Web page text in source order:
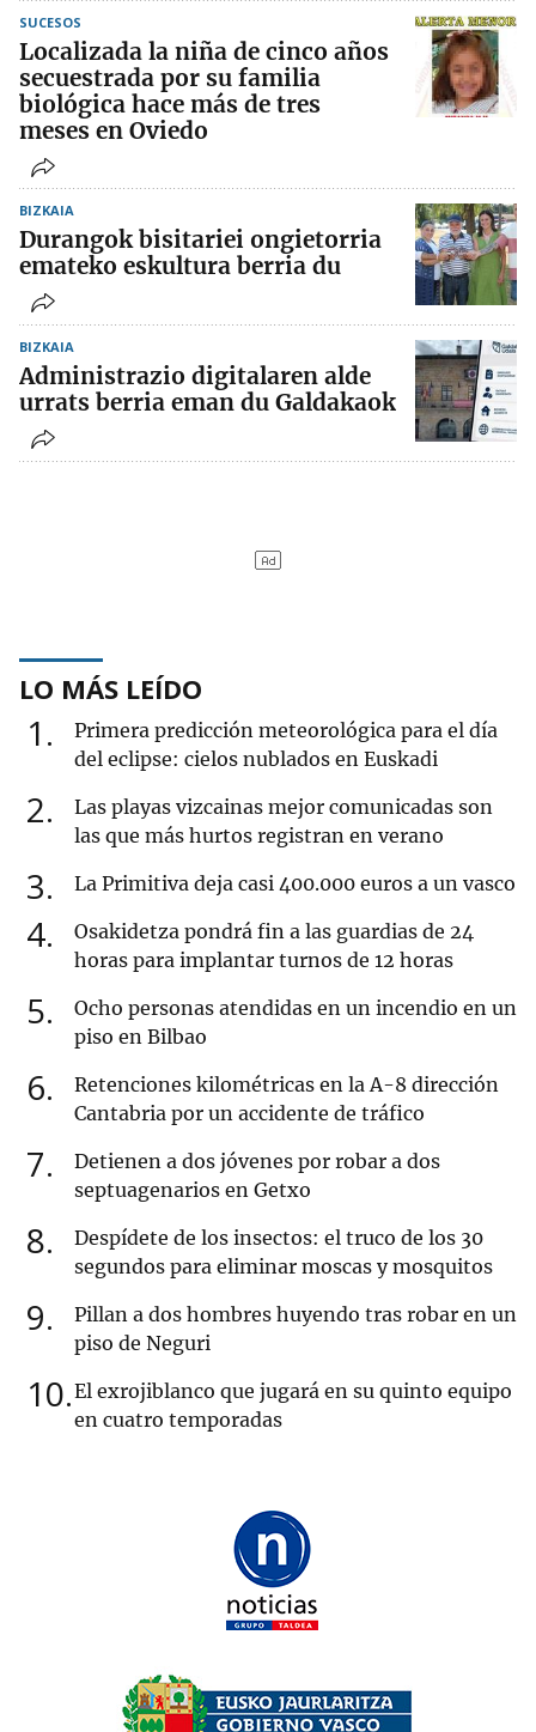
SUCESOS
Localizada la niña de cinco años
secuestrada por su familia
biológica hace más de tres
meses en Oviedo
BIZKAIA
Durangok bisitariei ongietorria
emateko eskultura berria du
BIZKAIA
Administrazio digitalaren alde
urrats berria eman du Galdakaok
LO MÁS LEÍDO
1
Primera predicción meteorológica para el día
del eclipse: cielos nublados en Euskadi
2
Las playas vizcainas mejor comunicadas son
las que más hurtos registran en verano
3 La Primitiva deja casi 400.000 euros a un vasco
4
Osakidetza pondrá fin a las guardias de 24
horas para implantar turnos de 12 horas
5
Ocho personas atendidas en un incendio en un
piso en Bilbao
6
Retenciones kilométricas en la A-8 dirección
Cantabria por un accidente de tráfico
7
Detienen a dos jóvenes por robar a dos
septuagenarios en Getxo
8
Despídete de los insectos: el truco de los 30
segundos para eliminar moscas y mosquitos
9
Pillan a dos hombres huyendo tras robar en un
piso de Neguri
10 El exrojiblanco que jugará en su quinto equipo
en cuatro temporadas